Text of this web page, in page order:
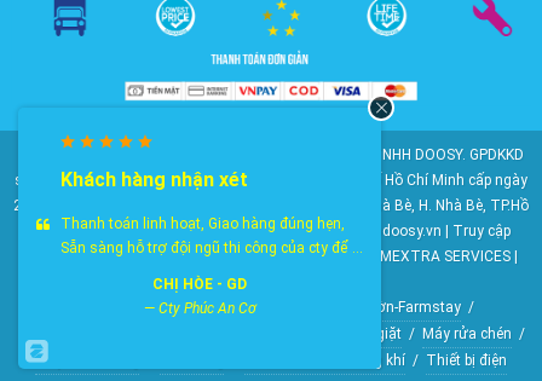
© 2010-2025 Bản quyền nội dung thuộc về CÔNG TY TNHH DOOSY. GPDKKD
số: 0311.807.893 do Sở Kế hoạch và Đầu tư Thành phố Hồ Chí Minh cấp ngày
28/05/2012. Địa chỉ: 2023 Huỳnh Tấn Phát, KP6, TT. Nhà Bè, H. Nhà Bè, TP.Hồ
Chí Minh. Điện thoại: 028 22 147 801. Email: doosy@doosy.vn | Truy cập
website cùng công ty: Trang Dịch Vụ Khách Hàng - HOMEXTRA SERVICES |
Công ty TNHH DOOSY
HomeXtra Basics / Gói Combo Mộc-Nhà vườn-Farmstay /
Vòi hồ-Vòi máy giặt / Máy rửa chén /
Máy nước nóng
Quạt điều hòa không khí / Thiết bị điện
Khách hàng nhận xét
Thanh toán linh hoạt, Giao hàng đúng hẹn,
Sẵn sàng hỗ trợ đội ngũ thi công của cty để ...
CHỊ HÒE - GD
— Cty Phúc An Cơ